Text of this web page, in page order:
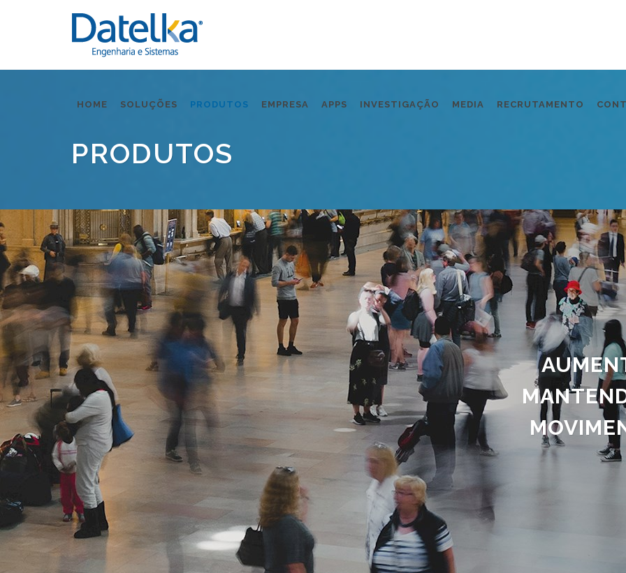
HOME SOLUÇÕES PRODUTOS EMPRESA APPS INVESTIGAÇÃO MEDIA RECRUTAMENTO
PRODUTOS